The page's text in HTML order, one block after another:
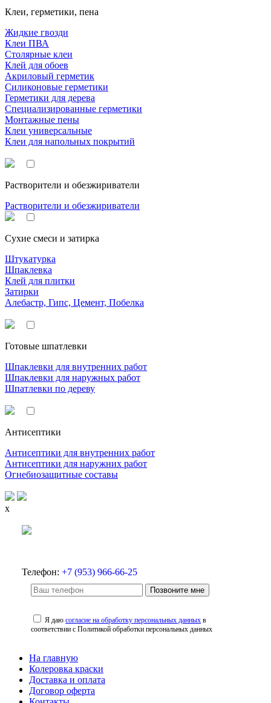
Клеи, герметики, пена
Жидкие гвозди
Клеи ПВА
Столярные клеи
Клей для обоев
Акриловый герметик
Силиконовые герметики
Герметики для дерева
Специализированные герметики
Монтажные пены
Клеи универсальные
Клеи для напольных покрытий
Растворители и обезжириватели
Растворители и обезжириватели
Сухие смеси и затирка
Штукатурка
Шпаклевка
Клей для плитки
Затирки
Алебастр, Гипс, Цемент, Побелка
Готовые шпатлевки
Шпаклевки для внутренних работ
Шпаклевки для наружных работ
Шпатлевки по дереву
Антисептики
Антисептики для внутренних работ
Антисептики для наружних работ
Огнебиозащитные составы
x
Телефон: +7 (953) 966-66-25
Позвоните мне
Я даюсогласие на обработку персональных данных в
соответствии с Политикой обработки персональных данных
На главную
Колеровка краски
Доставка и оплата
Договор оферта